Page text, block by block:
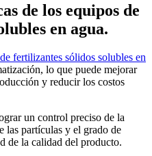
de los equipos de
en agua.
fertilizantes sólidos solubles en
lo que puede mejorar
y reducir los costos
un control preciso de la
las partículas y el grado de
de la calidad del producto.